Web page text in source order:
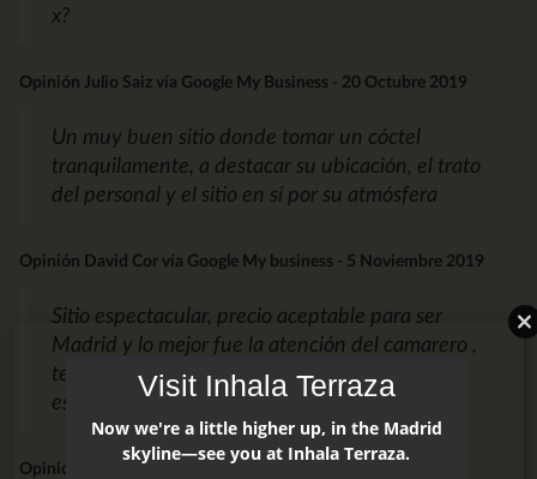
x?
Opinión Julio Saiz vía Google My Business - 20 Octubre 2019
Un muy buen sitio donde tomar un cóctel
tranquilamente, a destacar su ubicación, el trato
del personal y el sitio en sí por su atmósfera
Opinión David Cor vía Google My business - 5 Noviembre 2019
Sitio espectacular, precio aceptable para ser
Madrid y lo mejor fue la atención del camarero ,
te recomienda y aconseja genial. Volveremos a
este sitio
Opinión de magoma vía Tripadvisor - 7 Noviembre 2019
Visit Inhala Terraza
Now we're a little higher up, in the Madrid
skyline—see you at Inhala Terraza.